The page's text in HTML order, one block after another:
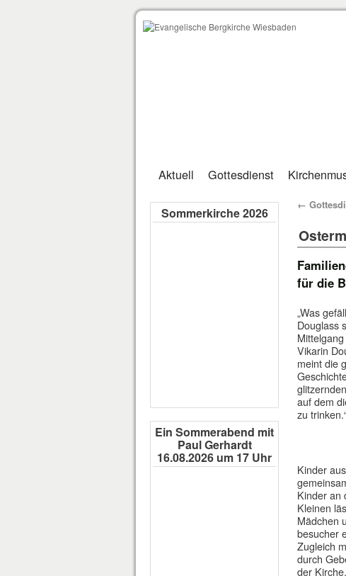
Aktuell Gottesdienst
←
für die
„Was
Douglass
Vikarin
meint die
auf dem
zu
Kinder
Kinder an
Kleinen
Mädchen
besucher
Zugleich
durch
der
Sommerkirche 2026
Ein Sommerabend mit
Paul Gerhardt
16.08.2026 um 17 Uhr